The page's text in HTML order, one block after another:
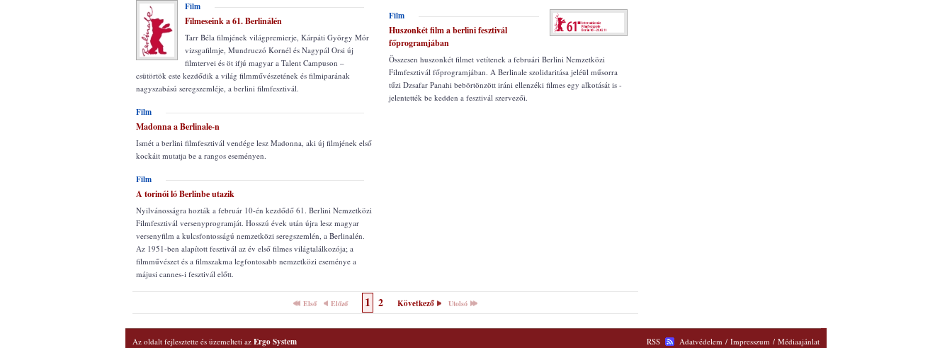
Film
Filmeseink a 61. Berlinálén
Tarr Béla filmjének világpremierje, Kárpáti György Mór
vizsgafilmje, Mundruczó Kornél és Nagypál Orsi új
filmtervei és öt ifjú magyar a Talent Campuson –
csütörtök este kezdődik a világ filmművészetének és filmiparának
nagyszabású seregszemléje, a berlini filmfesztivál.
Film
Madonna a Berlinale-n
Ismét a berlini filmfesztivál vendége lesz Madonna, aki új filmjének első
kockáit mutatja be a rangos eseményen.
Film
A torinói ló Berlinbe utazik
Nyilvánosságra hozták a február 10-én kezdődő 61. Berlini Nemzetközi
Filmfesztivál versenyprogramját. Hosszú évek után újra lesz magyar
versenyfilm a kulcsfontosságú nemzetközi seregszemlén, a Berlinalén.
Az 1951-ben alapított fesztivál az év első filmes világtalálkozója; a
filmművészet és a filmszakma legfontosabb nemzetközi eseménye a
májusi cannes-i fesztivál előtt.
Film
Huszonkét film a berlini fesztivál
főprogramjában
Összesen huszonkét filmet vetítenek a februári Berlini Nemzetközi
Filmfesztivál főprogramjában. A Berlinale szolidaritása jeléül műsorra
tűzi Dzsafar Panahi bebörtönzött iráni ellenzéki filmes egy alkotását is -
jelentették be kedden a fesztivál szervezői.
Első Előző 1 2 Következő Utolsó
Az oldalt fejlesztette és üzemelteti az Ergo System RSS Adatvédelem / Impresszum / Médiaajánlat